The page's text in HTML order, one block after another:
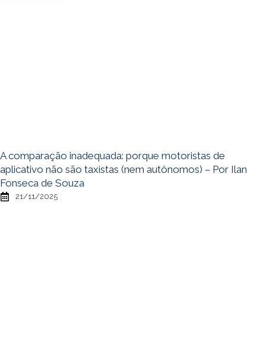
A comparação inadequada: porque motoristas de
aplicativo não são taxistas (nem autônomos) – Por Ilan
Fonseca de Souza
21/11/2025